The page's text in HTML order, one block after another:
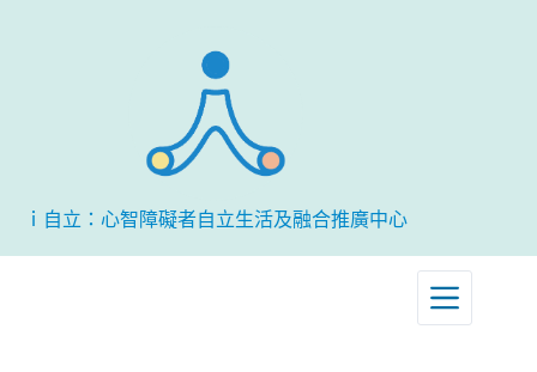
ｉ自立：心智障礙者自立生活及融合推廣中心